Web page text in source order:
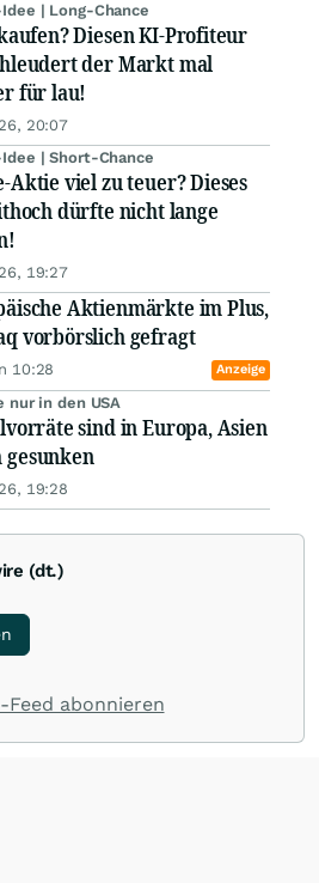
| Long-Chance
Diesen KI-Profiteur
der Markt mal
für lau!
20:07
| Short-Chance
Aktie viel zu teuer? Dieses
dürfte nicht lange
19:27
Aktienmärkte im Plus,
vorbörslich gefragt
10:28 Anzeige
nur in den USA
sind in Europa, Asien
gesunken
19:28
(dt.)
Feed abonnieren